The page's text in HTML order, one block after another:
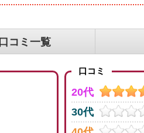
口コミ一覧
口コミ
20代
30代